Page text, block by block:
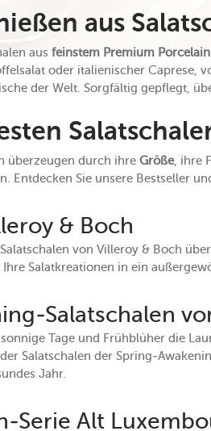
aus
aus feinstem Premium
oder italienischer
der Welt. Sorgfältig gepflegt,
überzeugen durch ihre Größe, ihre
Entdecken Sie unsere Bestseller
& Boch
von Villeroy & Boch
Salatkreationen in ein
Salatschalen
Tage und Frühblüher die
der Salatschalen der Spring-
Jahr.
Serie Alt